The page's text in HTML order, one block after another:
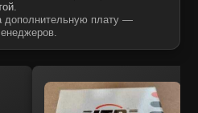
к вибрациям и
его надежную
строительных
и коммунальных
дополнительную плату —